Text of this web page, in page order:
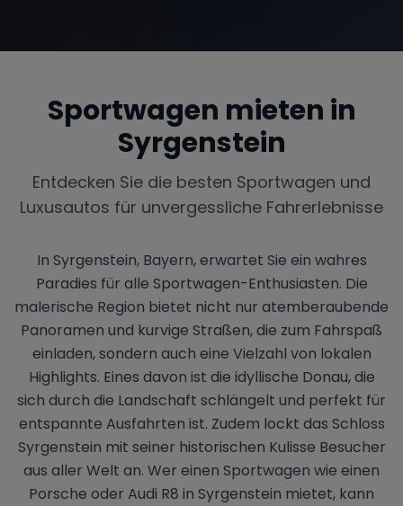
Sportwagen mieten in
Syrgenstein
Entdecken Sie die besten Sportwagen und
Luxusautos für unvergessliche Fahrerlebnisse
In Syrgenstein, Bayern, erwartet Sie ein wahres
Paradies für alle Sportwagen-Enthusiasten. Die
malerische Region bietet nicht nur atemberaubende
Panoramen und kurvige Straßen, die zum Fahrspaß
einladen, sondern auch eine Vielzahl von lokalen
Highlights. Eines davon ist die idyllische Donau, die
sich durch die Landschaft schlängelt und perfekt für
entspannte Ausfahrten ist. Zudem lockt das Schloss
Syrgenstein mit seiner historischen Kulisse Besucher
aus aller Welt an. Wer einen Sportwagen wie einen
Porsche oder Audi R8 in Syrgenstein mietet, kann